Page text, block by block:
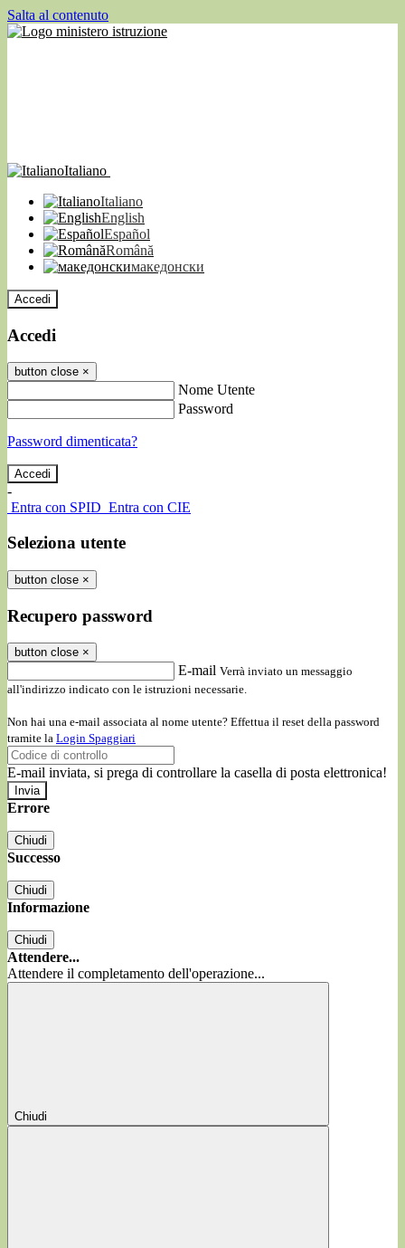
Salta al contenuto
Italiano
Italiano
English
Español
Română
македонски
Accedi
Accedi
button close ×
Nome Utente
Password
Password dimenticata?
-
Entra con SPID Entra con CIE
Seleziona utente
button close ×
Recupero password
button close ×
E-mail Verrà inviato un messaggio
all'indirizzo indicato con le istruzioni necessarie.
Non hai una e-mail associata al nome utente? Effettua il reset della password
tramite la Login Spaggiari
E-mail inviata, si prega di controllare la casella di posta elettronica!
Errore
Chiudi
Successo
Chiudi
Informazione
Chiudi
Attendere...
Attendere il completamento dell'operazione...
Chiudi